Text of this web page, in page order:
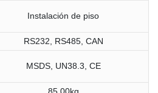
Instalación de piso
RS232, RS485, CAN
MSDS, UN38.3, CE